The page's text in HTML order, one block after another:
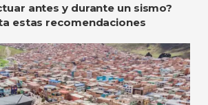
antes y durante un sismo?
estas recomendaciones